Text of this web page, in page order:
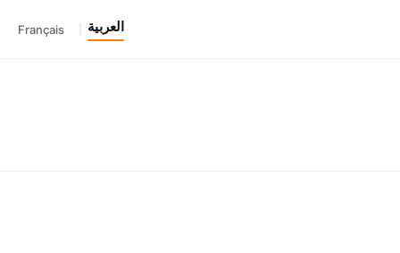
العربية Français